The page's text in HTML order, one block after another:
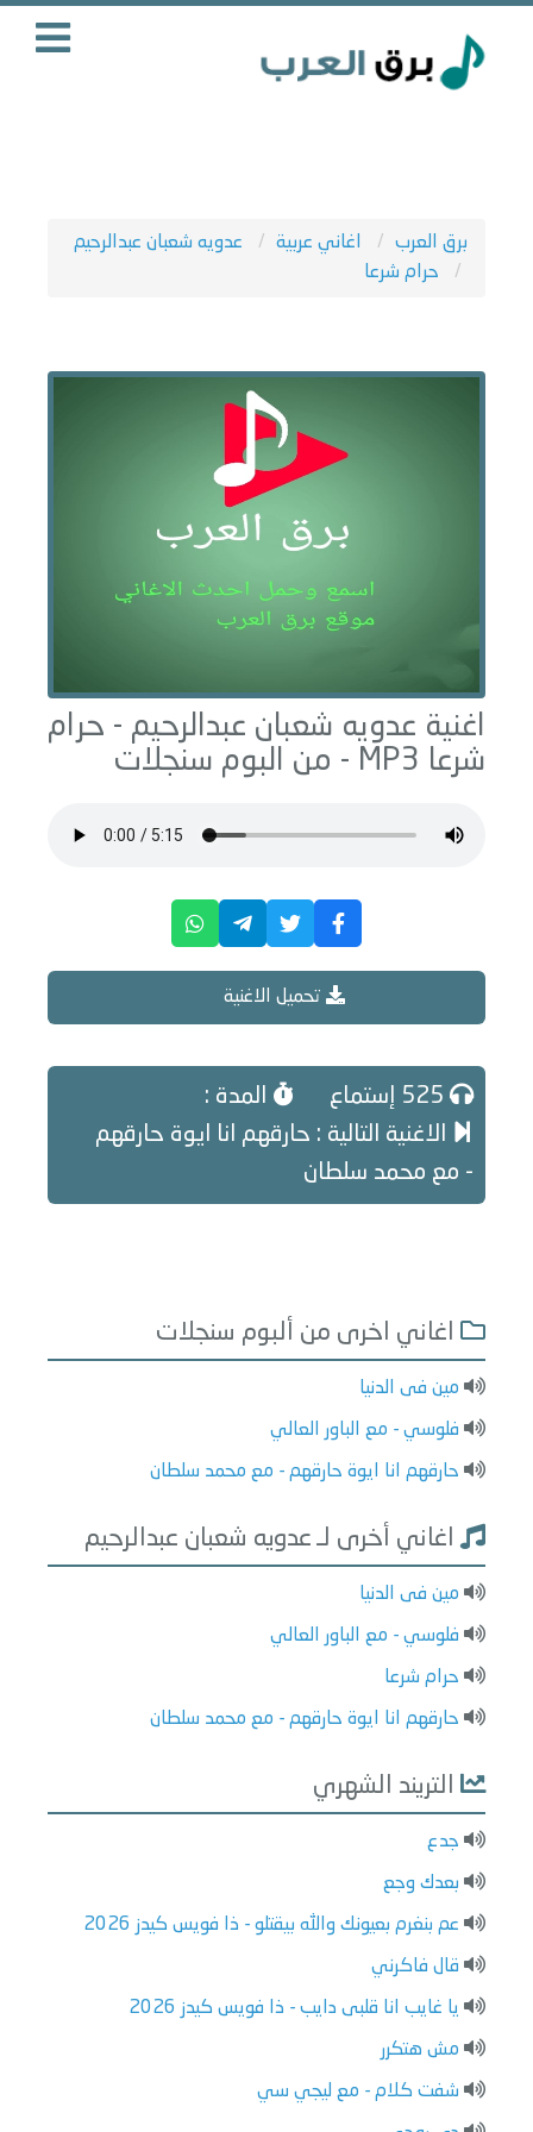
برق العرب اغاني عربية
عدويه شعبان عبدالرحيم
حرام شرعا
اغنية عدويه شعبان عبدالرحيم - حرام
شرعا
سنجلات
تحميل الاغنية
المدة :
الاغنية التالية : حارقهم انا ايوة حارقهم
- مع محمد سلطان
اغاني اخرى من ألبوم سنجلات
مين فى الدنيا
فلوسي - مع الباور العالي
حارقهم انا ايوة حارقهم - مع محمد سلطان
اغاني أخرى لـ عدويه شعبان عبدالرحيم
مين فى الدنيا
فلوسي - مع الباور العالي
حرام شرعا
حارقهم انا ايوة حارقهم - مع محمد سلطان
التريند الشهري
جدع
بعدك وجع
عم بنغرم بعيونك والله بيقتلو - ذا فويس كيدز 2026
قال فاكرني
يا غايب انا قلبى دايب - ذا فويس كيدز 2026
مش هتكرر
شفت كلام - مع ليجي سي